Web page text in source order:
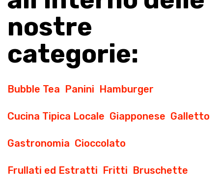
nostre
categorie:
Bubble Tea Panini Hamburger
Cucina Tipica Locale Giapponese Galletto
Gastronomia Cioccolato
Frullati ed Estratti Fritti Bruschette